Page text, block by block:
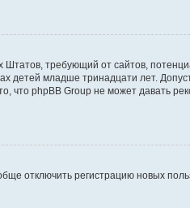
Штатов, требующий от сайтов,
детей младше тринадцати лет.
что phpBB Group не может давать
отключить регистрацию новых